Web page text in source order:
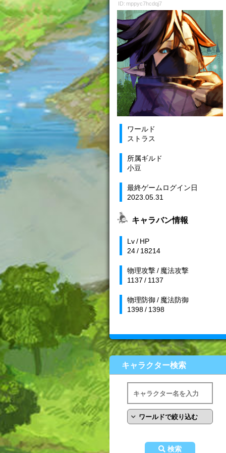
ID: mppyc7hcdqj7
ワールド
ストラス
所属ギルド
小豆
最終ゲームログイン日
2023.05.31
キャラバン情報
Lv / HP
24 / 18214
物理攻撃 / 魔法攻撃
1137 / 1137
物理防御 / 魔法防御
1398 / 1398
キャラクター検索
検索